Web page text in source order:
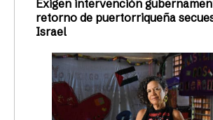
Exigen intervención
retorno de puertorriqueña
Israel